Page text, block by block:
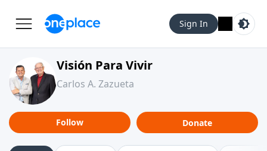
Sign In
Visión Para Vivir
Carlos A. Zazueta
Follow Donate